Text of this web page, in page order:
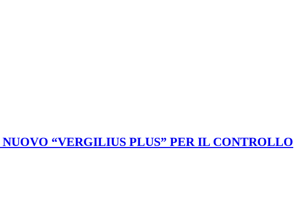
“VERGILIUS PLUS” PER IL CONTROLLO